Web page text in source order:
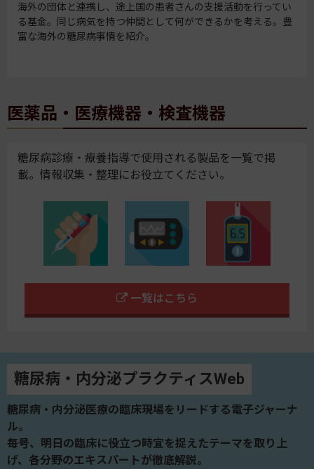
海外の団体と連携し、途上国の患者さんの支援活動を行ってい
る基金。同じ病気を持つ仲間として何ができるかを考える。豊
富な海外の糖尿病事情を紹介。
医薬品・医療機器・検査機器
糖尿病診療・療養指導で使用される製品を一覧で掲
載。情報収集・整理にお役立てください。
一覧はこちら
糖尿病・内分泌プラクティスWeb
糖尿病・内分泌医療の臨床現場をリードする電子ジャーナ
ル。
毎号、明日の臨床に役立つ時宜を捉えたテーマを取り上
げ、各分野のエキスパートが徹底解説。